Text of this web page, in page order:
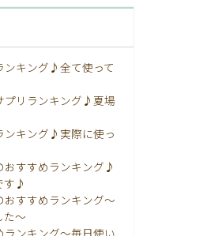
ンキング♪全て使って
プリランキング♪夏場
ンキング♪実際に使っ
おすすめランキング♪
す♪
すすめランキング〜
た〜